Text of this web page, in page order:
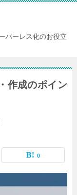
パーレス化のお役立
作成のポイン
0